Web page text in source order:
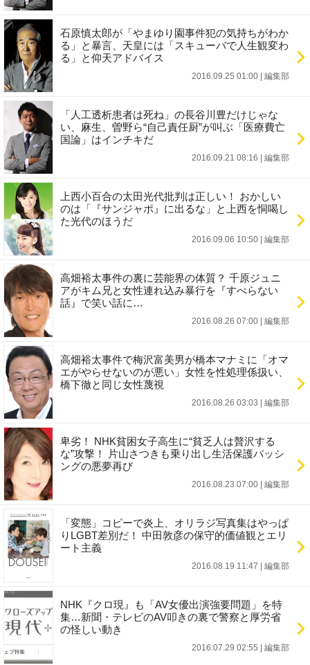
石原慎太郎が「やまゆり園事件犯の気持ちがわか
る」と暴言、天皇には「スキューバで人生観変わ
る」と仰天アドバイス
2016.09.25 01:00 編集部
「人工透析患者は死ね」の長谷川豊だけじゃな
い、麻生、曽野ら“自己責任厨”が叫ぶ「医療費亡
国論」はインチキだ
2016.09.21 08:16 編集部
上西小百合の太田光代批判は正しい！ おかしい
のは「『サンジャポ』に出るな」と上西を恫喝し
た光代のほうだ
2016.09.06 10:50 編集部
高畑裕太事件の裏に芸能界の体質？ 千原ジュニ
アがキム兄と女性連れ込み暴行を『すべらない
話』で笑い話に…
2016.08.26 07:00 編集部
高畑裕太事件で梅沢富美男が橋本マナミに「オマ
エがやらせないのが悪い」女性を性処理係扱い、
橋下徹と同じ女性蔑視
2016.08.26 03:03 編集部
卑劣！ NHK貧困女子高生に“貧乏人は贅沢する
な”攻撃！ 片山さつきも乗り出し生活保護バッシ
ングの悪夢再び
2016.08.23 07:00 編集部
「変態」コピーで炎上、オリラジ写真集はやっぱ
りLGBT差別だ！ 中田敦彦の保守的価値観とエリ
ート主義
2016.08.19 11:47 編集部
NHK『クロ現』も「AV女優出演強要問題」を特
集…新聞・テレビのAV叩きの裏で警察と厚労省
の怪しい動き
2016.07.29 02:55 編集部